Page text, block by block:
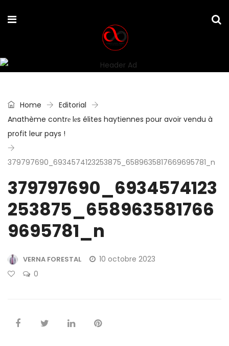
Home
Editorial
Anathème contrе lеs élites haytiennes pour avoir vendu à
profit leur pays !
379797690_6934574123253875_6589635817669695781_n
379797690_6934574123
253875_658963581766
9695781_n
VERNA FORESTAL
10 octobre 2023
0